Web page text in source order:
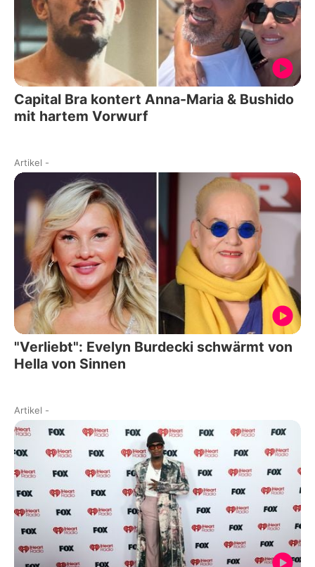
Capital Bra kontert Anna-Maria & Bushido
mit hartem Vorwurf
Artikel -
"Verliebt": Evelyn Burdecki schwärmt von
Hella von Sinnen
Artikel -